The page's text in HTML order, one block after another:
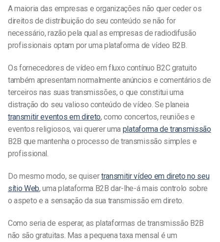
A maioria das empresas e organizações não quer ceder os
direitos de distribuição do seu conteúdo se não for
necessário, razão pela qual as empresas de radiodifusão
profissionais optam por uma plataforma de vídeo B2B.
Os fornecedores de vídeo em fluxo contínuo B2C gratuito
também apresentam normalmente anúncios e comentários de
terceiros nas suas transmissões, o que constitui uma
distração do seu valioso conteúdo de vídeo. Se planeia
transmitir eventos em direto, como concertos, reuniões e
eventos religiosos, vai querer uma plataforma de transmissão
B2B que mantenha o processo de transmissão simples e
profissional.
Do mesmo modo, se quisertransmitir vídeo em direto no seu
sítio Web, uma plataforma B2B dar-lhe-á mais controlo sobre
o aspeto e a sensação da sua transmissão em direto.
Como seria de esperar, as plataformas de transmissão B2B
não são gratuitas. Mas a pequena taxa mensal é um